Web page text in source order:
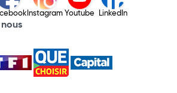
Instagram Youtube LinkedIn